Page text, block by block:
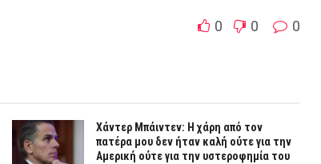
0 0 0
Χάντερ Μπάιντεν: Η χάρη από τον
πατέρα μου δεν ήταν καλή ούτε για την
Αμερική ούτε για την υστεροφημία του